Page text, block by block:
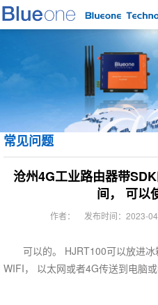
常见问题
沧州4G工业路由器带
间， 可以
作者： 发布时间：2023-
可以的。 HJRT100可以放进
WIFI， 以太网或者4G传送到电脑或